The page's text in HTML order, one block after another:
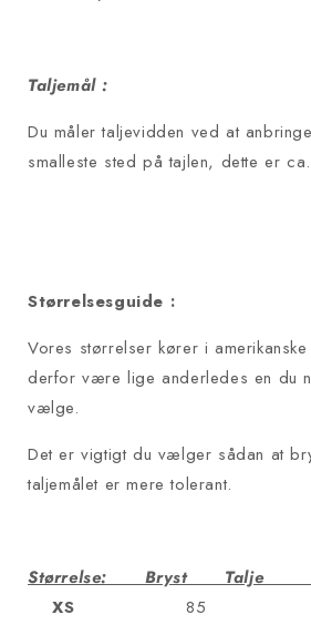
Taljemål :
Du måler taljevidden ved at
smalleste sted på tajlen, dette er
Størrelsesguide :
Vores størrelser kører i
derfor være lige anderledes en du
vælge.
Det er vigtigt du vælger sådan at
taljemålet er mere tolerant.
Størrelse: Bryst Talje
XS
85